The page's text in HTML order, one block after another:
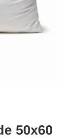
50x60